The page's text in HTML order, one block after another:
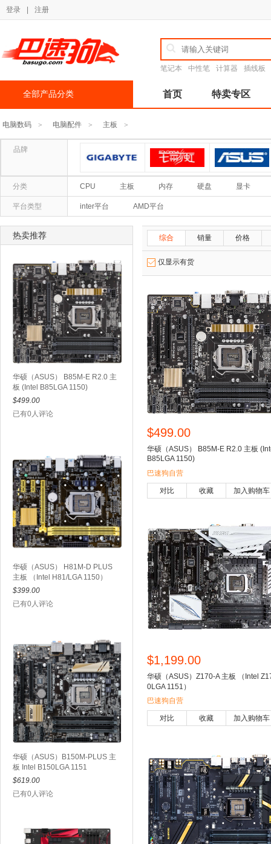
登录 注册
笔记本 中性笔 计算器 插线板
全部产品分类 首页 特卖专区
电脑数码 > 电脑配件 > 主板 >
品牌
技嘉 七彩虹
华硕
分类
CPU 主板 内存 硬盘 显卡
平台类型 inter平台 AMD平台
热卖推荐
华硕（ASUS） B85M-E R2.0 主
板 (Intel B85LGA 1150)
$499.00
已有0人评论
华硕（ASUS） H81M-D PLUS
主板 （Intel H81/LGA 1150）
$399.00
已有0人评论
华硕（ASUS）B150M-PLUS 主
板 Intel B150LGA 1151
$619.00
已有0人评论
综合 销量 价格
仅显示有货
$499.00
华硕（ASUS） B85M-E R2.0 主板
B85LGA 1150)
巴速狗自营
对比 收藏 加入购物车
$1,199.00
华硕（ASUS）Z170-A 主板 （Intel
0LGA 1151）
巴速狗自营
对比 收藏 加入购物车